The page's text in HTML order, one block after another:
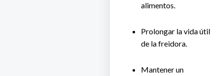
alimentos.
Prolongar la vida útil
de la freidora.
Mantener un